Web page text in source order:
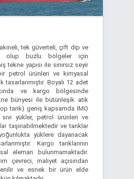
tek güverteli, çift dip ve
olup buzlu bölgeler için
tekne yapısı ile sınırsız seyir
petrol ürünleri ve kimyasal
tasarlanmıştır. Boyalı 12 adet
ve kargo bölgesinde
bünyesi ile bütünleşik atık
tank) geniş kapsamda IMO
yükler, petrol ürünleri ve
taşınabilmektedir ve tanklar
yüklere dayanacak
Kargo tanklarının
eleman bulunmamaktadır.
çevreci, maliyet açısından
ve esnek bir ürün elde